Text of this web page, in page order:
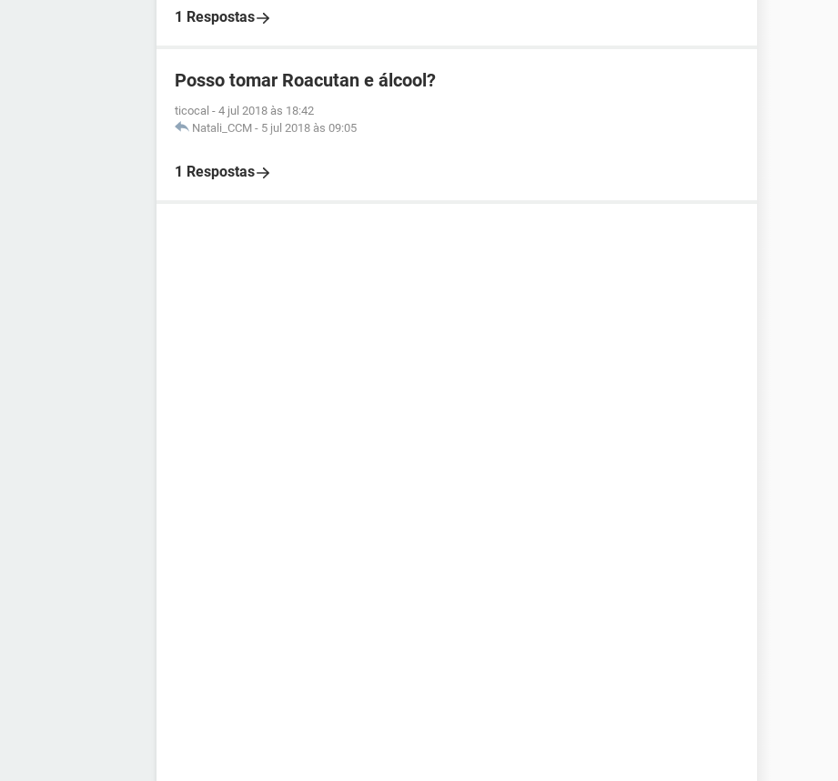
1 Respostas
Posso tomar Roacutan e álcool?
ticocal - 4 jul 2018 às 18:42
Natali_CCM - 5 jul 2018 às 09:05
1 Respostas